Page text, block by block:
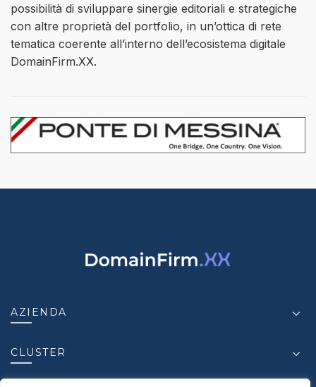
possibilità di sviluppare sinergie editoriali e strategiche
con altre proprietà del portfolio, in un’ottica di rete
tematica coerente all’interno dell’ecosistema digitale
DomainFirm.XX.
AZIENDA
CLUSTER